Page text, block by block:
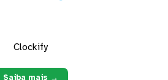
Clockify
Saiba mais →